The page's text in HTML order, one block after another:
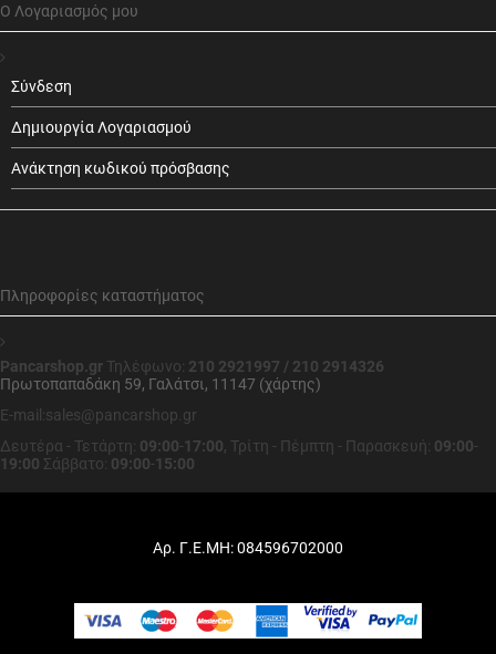
Ο Λογαριασμός μου
Σύνδεση
Δημιουργία Λογαριασμού
Ανάκτηση κωδικού πρόσβασης
Πληροφορίες καταστήματος
Pancarshop.gr Τηλέφωνο: 210 2921997 / 210 2914326
Πρωτοπαπαδάκη 59, Γαλάτσι, 11147 (χάρτης)
E-mail:sales@pancarshop.gr
Δευτέρα - Τετάρτη: 09:00-17:00, Τρίτη - Πέμπτη - Παρασκευή: 09:00-
19:00 Σάββατο: 09:00-15:00
Αρ. Γ.Ε.ΜΗ: 084596702000